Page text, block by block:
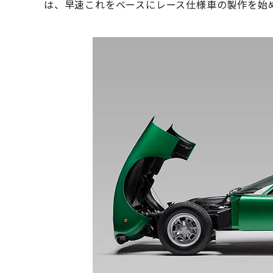
は、早速これをベースにレース仕様車の製作を始